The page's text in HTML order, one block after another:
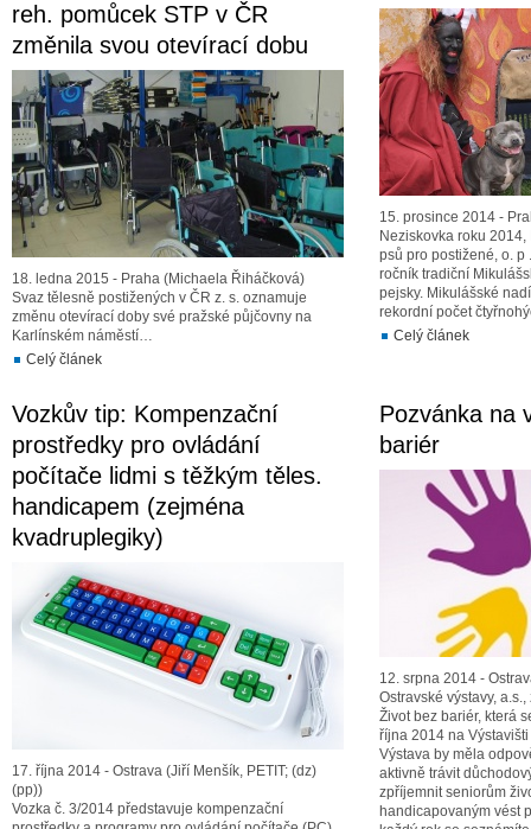
reh. pomůcek STP v ČR
změnila svou otevírací dobu
18. ledna 2015 - Praha (Michaela Řiháčková)
Svaz tělesně postižených v ČR z. s. oznamuje
změnu otevírací doby své pražské půjčovny na
Karlínském náměstí…
Celý článek
15. prosince 2014 -
Neziskovka roku
psů pro postižené, o. p
ročník tradiční
pejsky. Mikulášské
rekordní počet
Celý článek
Vozkův tip: Kompenzační
prostředky pro ovládání
počítače lidmi s těžkým těles.
handicapem (zejména
kvadruplegiky)
17. října 2014 - Ostrava (Jiří Menšík, PETIT; (dz)
(pp))
Vozka č. 3/2014 představuje kompenzační
Pozvánka na
bariér
12. srpna 2014 -
Ostravské výstavy,
Život bez bariér, která
října 2014 na
Výstava by měla
aktivně trávit
zpříjemnit seniorům
handicapovaným vést